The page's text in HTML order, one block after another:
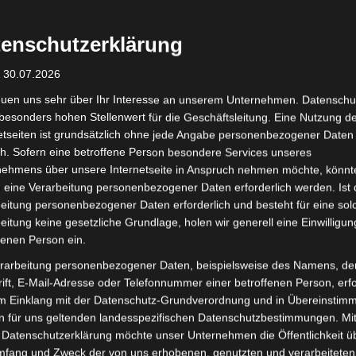
als die TSG. Die Ailinger fanden nie wirklich ins
Abwehr wurden viele Fehler gemacht, hinzu kamen
mit 9 Toren Rückstand zur Halbzeit in die Kabine
Gesicht zu zeigen. Die Umsetzung des Vorhabens
Publikums, leider aus. Weiterhin zu zögerliches
HSG leicht, ihren Vorsprung auszubauen. Am Ende
man braucht, um gegen die HSG zu bestehen – solche
mit 15 Toren erfolgreichster Schütze des Spiels,
Trainern Dominik Huber und Marco Schube.
jetzt intensiv an den Schwachstellen zu arbeiten.
30.07.2026
uns sehr über Ihr Interesse an unserem Unternehmen.
hohen Stellenwert für die Geschäftsleitung. Eine Nutzung
ist grundsätzlich ohne jede Angabe personenbezogener Daten
Sofern eine betroffene Person besondere Services unseres
über unsere Internetseite in Anspruch nehmen möchte,
eine Verarbeitung personenbezogener Daten erforderlich werden. Ist
personenbezogener Daten erforderlich und besteht für eine
keine gesetzliche Grundlage, holen wir generell eine
Person ein.
personenbezogener Daten, beispielsweise des Namens,
E-Mail-Adresse oder Telefonnummer einer betroffenen Person,
Einklang mit der Datenschutz-Grundverordnung und in
für uns geltenden landesspezifischen Datenschutzbestimmungen.
möchte unser Unternehmen die Öffentlichkeit
und Zweck der von uns erhobenen, genutzten und verarbeiteten